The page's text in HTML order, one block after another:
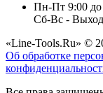
Пн-Пт 9:00 до
Сб-Вс -
«Line-Tools.Ru» ©
Об обработке